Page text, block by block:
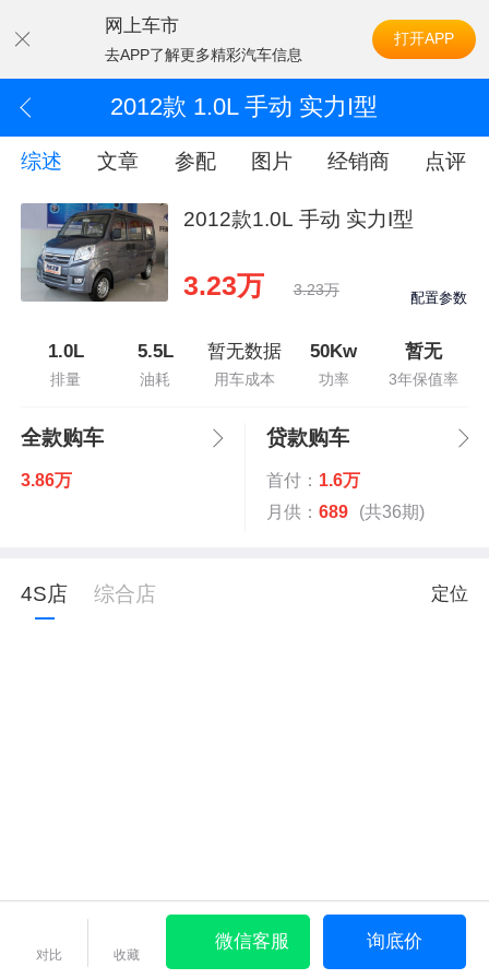
网上车市
去APP了解更多精彩汽车信息
打开APP
2012款 1.0L 手动 实力I型
综述 文章 参配 图片 经销商 点评
2012款1.0L 手动 实力I型
3.23万 3.23万 配置参数
1.0L
排量
5.5L
油耗
暂无数据
用车成本
50Kw
功率
暂无
3年保值率
全款购车
3.86万
贷款购车
首付： 1.6万
月供： 689 (共36期)
4S店 综合店 定位
对比 收藏
微信客服 询底价